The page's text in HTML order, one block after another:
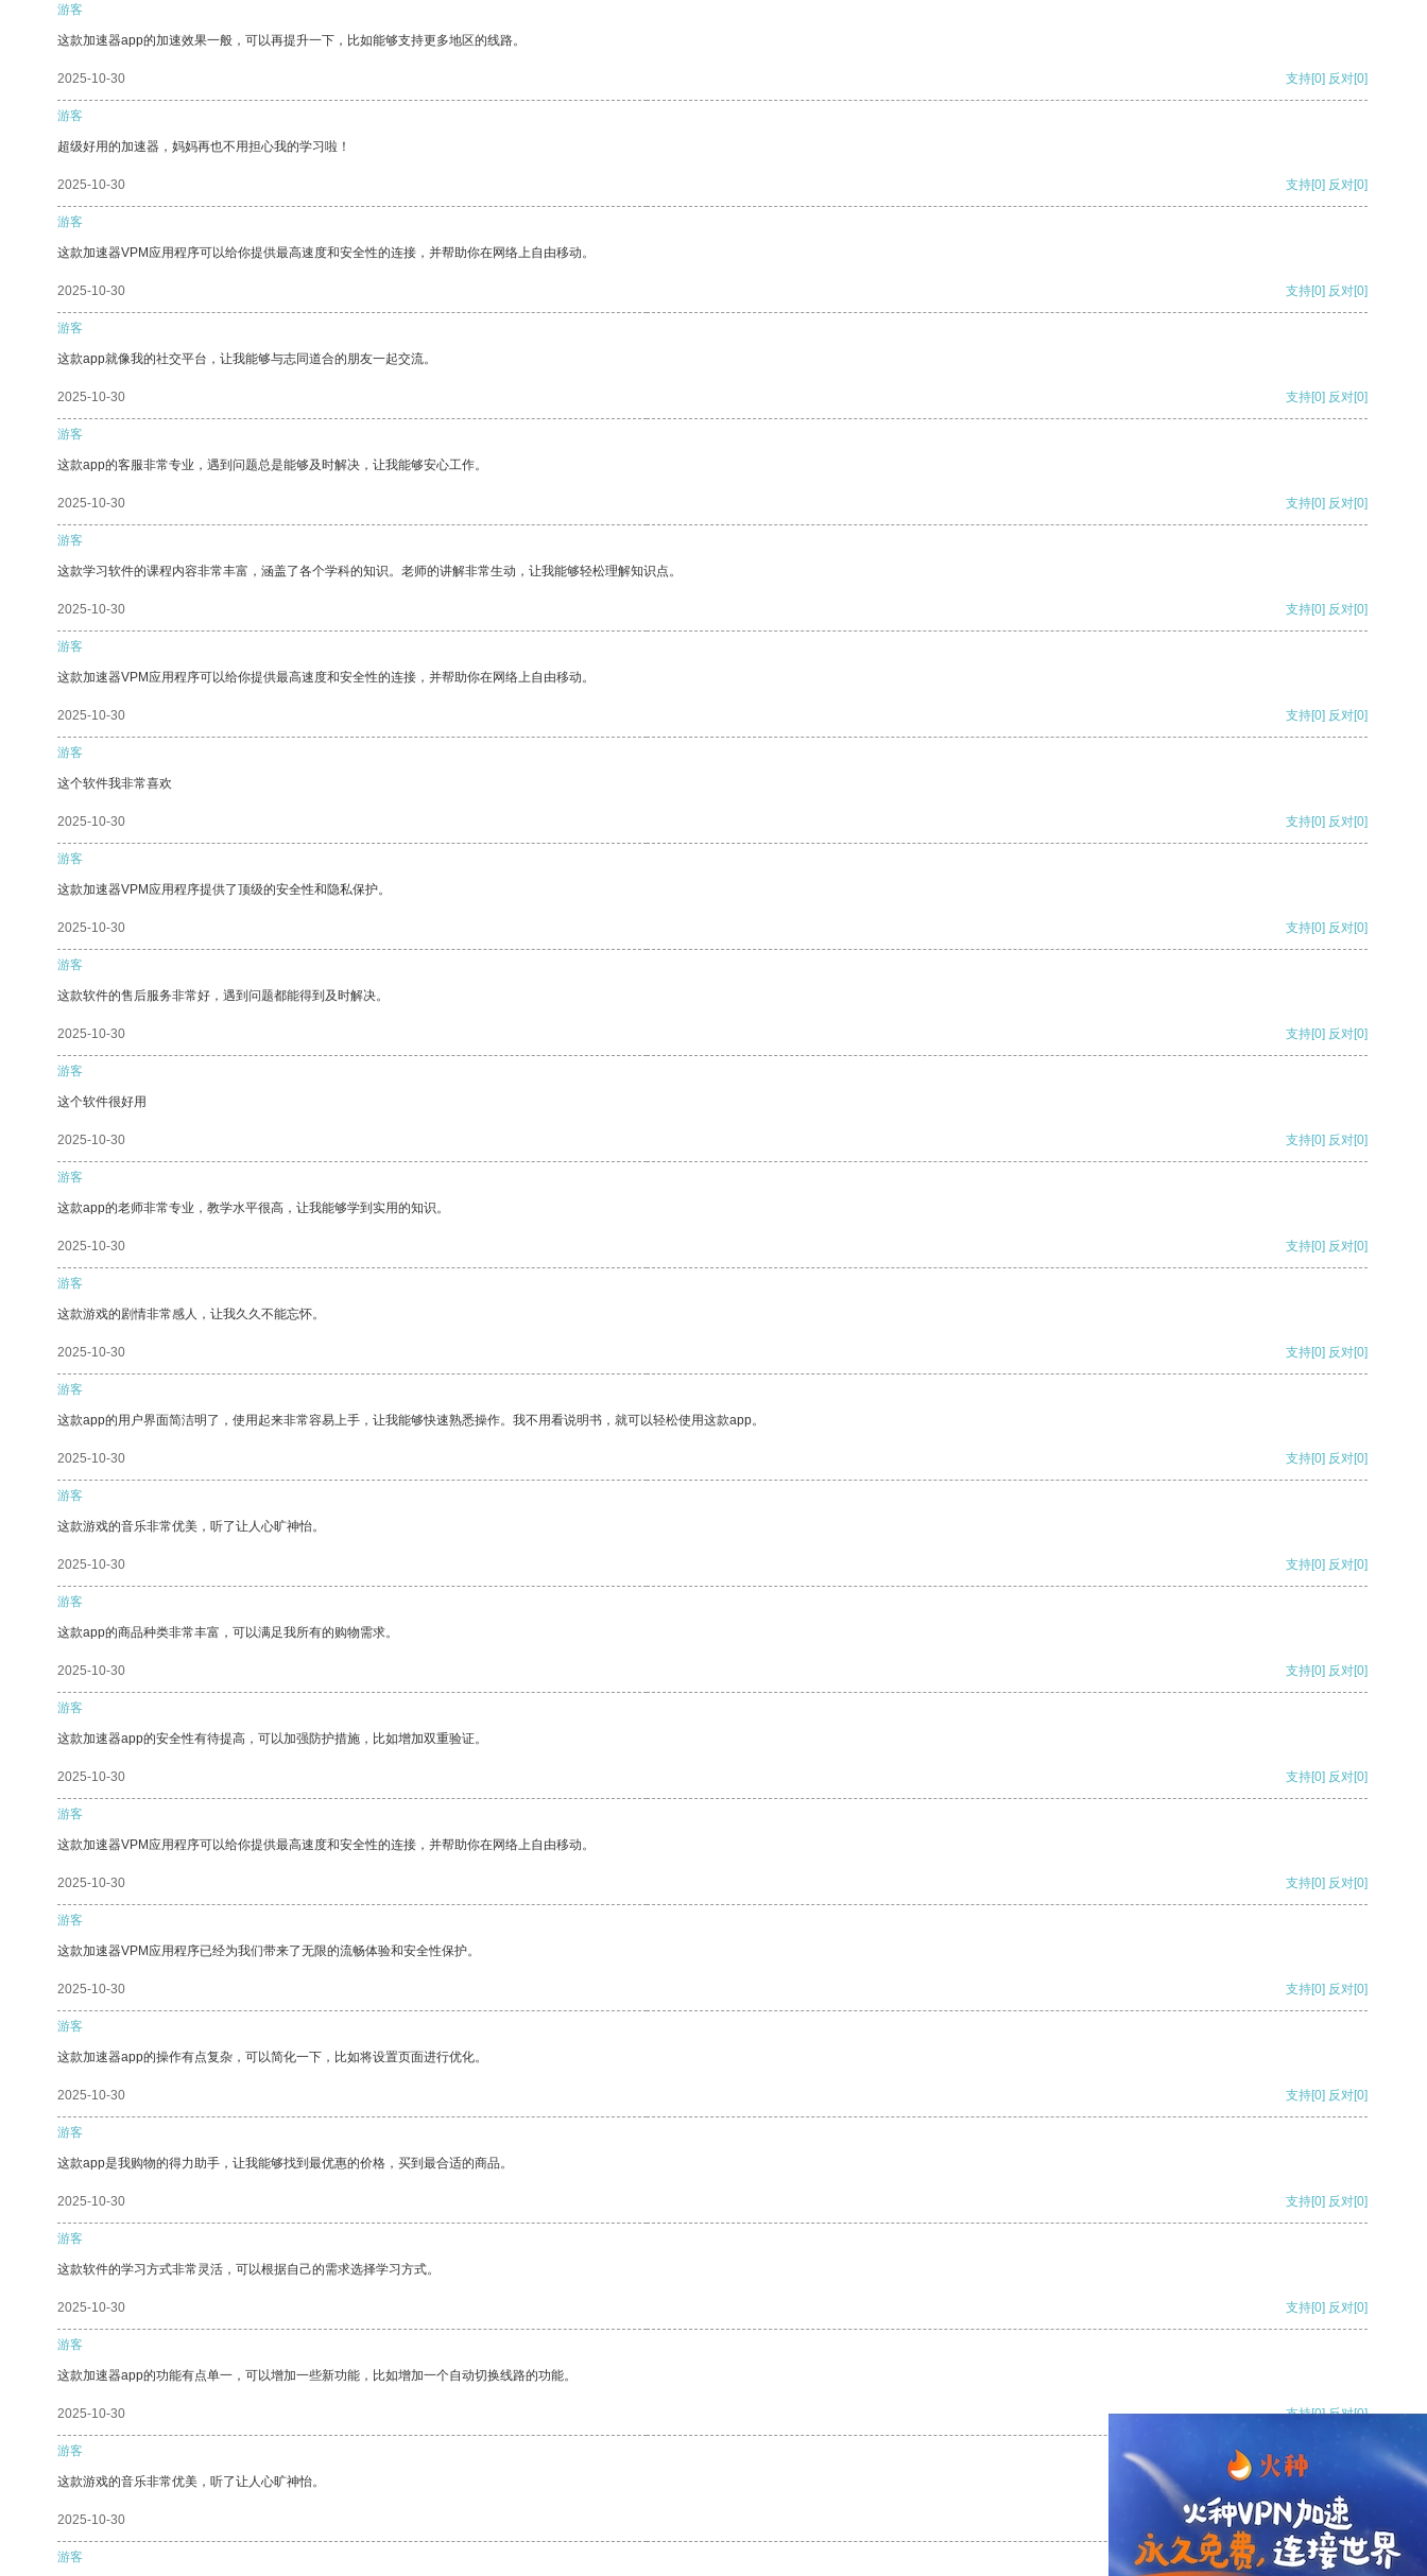
游客
这款加速器app的加速效果一般，可以再提升一下，比如能够支持更多地区的线路。
2025-10-30 支持[0] 反对[0]
游客
超级好用的加速器，妈妈再也不用担心我的学习啦！
2025-10-30 支持[0] 反对[0]
游客
这款加速器VPM应用程序可以给你提供最高速度和安全性的连接，并帮助你在网络上自由移动。
2025-10-30 支持[0] 反对[0]
游客
这款app就像我的社交平台，让我能够与志同道合的朋友一起交流。
2025-10-30 支持[0] 反对[0]
游客
这款app的客服非常专业，遇到问题总是能够及时解决，让我能够安心工作。
2025-10-30 支持[0] 反对[0]
游客
这款学习软件的课程内容非常丰富，涵盖了各个学科的知识。老师的讲解非常生动，让我能够轻松理解知识点。
2025-10-30 支持[0] 反对[0]
游客
这款加速器VPM应用程序可以给你提供最高速度和安全性的连接，并帮助你在网络上自由移动。
2025-10-30 支持[0] 反对[0]
游客
这个软件我非常喜欢
2025-10-30 支持[0] 反对[0]
游客
这款加速器VPM应用程序提供了顶级的安全性和隐私保护。
2025-10-30 支持[0] 反对[0]
游客
这款软件的售后服务非常好，遇到问题都能得到及时解决。
2025-10-30 支持[0] 反对[0]
游客
这个软件很好用
2025-10-30 支持[0] 反对[0]
游客
这款app的老师非常专业，教学水平很高，让我能够学到实用的知识。
2025-10-30 支持[0] 反对[0]
游客
这款游戏的剧情非常感人，让我久久不能忘怀。
2025-10-30 支持[0] 反对[0]
游客
这款app的用户界面简洁明了，使用起来非常容易上手，让我能够快速熟悉操作。我不用看说明书，就可以轻松使用这款app。
2025-10-30 支持[0] 反对[0]
游客
这款游戏的音乐非常优美，听了让人心旷神怡。
2025-10-30 支持[0] 反对[0]
游客
这款app的商品种类非常丰富，可以满足我所有的购物需求。
2025-10-30 支持[0] 反对[0]
游客
这款加速器app的安全性有待提高，可以加强防护措施，比如增加双重验证。
2025-10-30 支持[0] 反对[0]
游客
这款加速器VPM应用程序可以给你提供最高速度和安全性的连接，并帮助你在网络上自由移动。
2025-10-30 支持[0] 反对[0]
游客
这款加速器VPM应用程序已经为我们带来了无限的流畅体验和安全性保护。
2025-10-30 支持[0] 反对[0]
游客
这款加速器app的操作有点复杂，可以简化一下，比如将设置页面进行优化。
2025-10-30 支持[0] 反对[0]
游客
这款app是我购物的得力助手，让我能够找到最优惠的价格，买到最合适的商品。
2025-10-30 支持[0] 反对[0]
游客
这款软件的学习方式非常灵活，可以根据自己的需求选择学习方式。
2025-10-30 支持[0] 反对[0]
游客
这款加速器app的功能有点单一，可以增加一些新功能，比如增加一个自动切换线路的功能。
2025-10-30 支持[0] 反对[0]
游客
这款游戏的音乐非常优美，听了让人心旷神怡。
2025-10-30 支持[0] 反对
游客